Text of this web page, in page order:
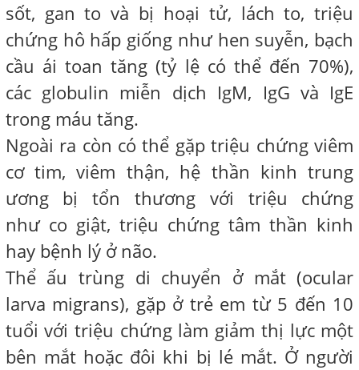
sốt, gan to và bị hoại tử, lách to, triệu
chứng hô hấp giống như hen suyễn, bạch
cầu ái toan tăng (tỷ lệ có thể đến 70%),
các globulin miễn dịch IgM, IgG và IgE
trong máu tăng.
Ngoài ra còn có thể gặp triệu chứng viêm
cơ tim, viêm thận, hệ thần kinh trung
ương bị tổn thương với triệu chứng
như co giật, triệu chứng tâm thần kinh
hay bệnh lý ở não.
Thể ấu trùng di chuyển ở mắt (ocular
larva migrans), gặp ở trẻ em từ 5 đến 10
tuổi với triệu chứng làm giảm thị lực một
bên mắt hoặc đôi khi bị lé mắt. Ở người